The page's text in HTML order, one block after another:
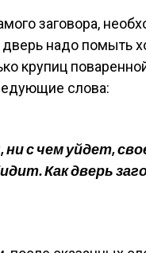
заговора,
надо помыть
крупиц
слова:
с чем уйдет,
Как дверь